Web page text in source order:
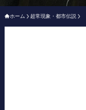
ホーム 超常現象・都市伝説